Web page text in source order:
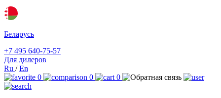
Беларусь
+7 495 640-75-57
Для дилеров
Ru /En
0
0 0